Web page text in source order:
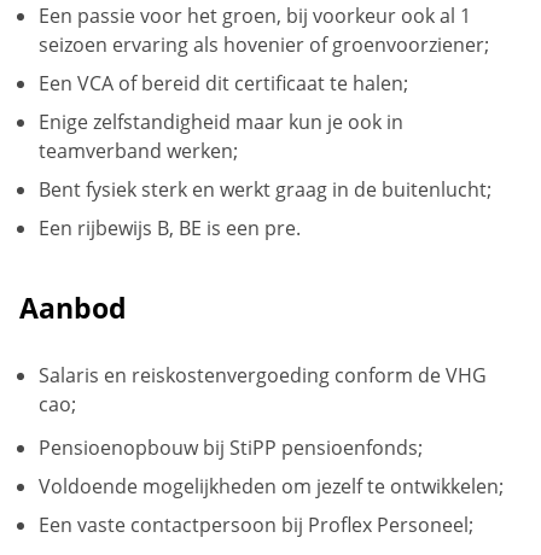
Een passie voor het groen, bij voorkeur ook al 1
seizoen ervaring als hovenier of groenvoorziener;
Een VCA of bereid dit certificaat te halen;
Enige zelfstandigheid maar kun je ook in
teamverband werken;
Bent fysiek sterk en werkt graag in de buitenlucht;
Een rijbewijs B, BE is een pre.
Aanbod
Salaris en reiskostenvergoeding conform de VHG
cao;
Pensioenopbouw bij StiPP pensioenfonds;
Voldoende mogelijkheden om jezelf te ontwikkelen;
Een vaste contactpersoon bij Proflex Personeel;